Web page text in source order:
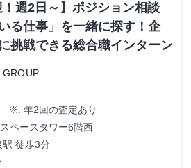
！週2日～】ポジション相談
る仕事」を一緒に探す！企
挑戦できる総合職インターン
GROUP
※. 年2回の査定あり
ペースタワー6階西
駅 徒歩3分